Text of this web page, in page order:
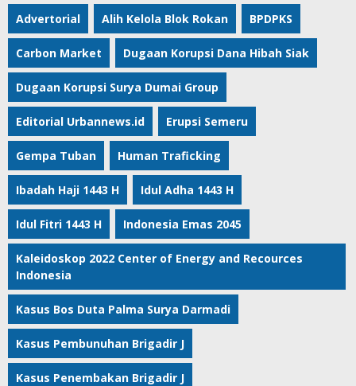
Advertorial Alih Kelola Blok Rokan BPDPKS
Carbon Market Dugaan Korupsi Dana Hibah Siak
Dugaan Korupsi Surya Dumai Group
Editorial Urbannews.id Erupsi Semeru
Gempa Tuban Human Traficking
Ibadah Haji 1443 H Idul Adha 1443 H
Idul Fitri 1443 H Indonesia Emas 2045
Kaleidoskop 2022 Center of Energy and Recources
Indonesia
Kasus Bos Duta Palma Surya Darmadi
Kasus Pembunuhan Brigadir J
Kasus Penembakan Brigadir J